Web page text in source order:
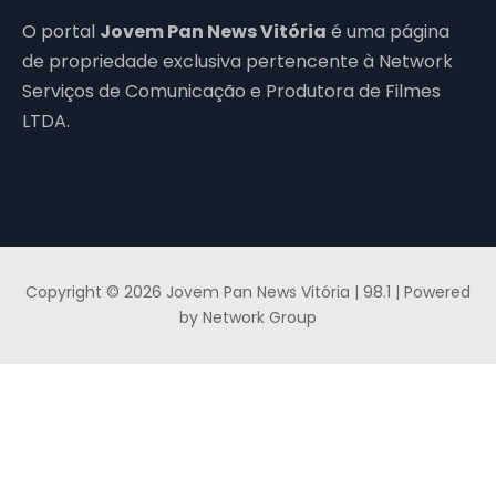
O portal Jovem Pan News Vitória é uma página
de propriedade exclusiva pertencente à Network
Serviços de Comunicação e Produtora de Filmes
LTDA.
Copyright © 2026 Jovem Pan News Vitória | 98.1 | Powered
by Network Group